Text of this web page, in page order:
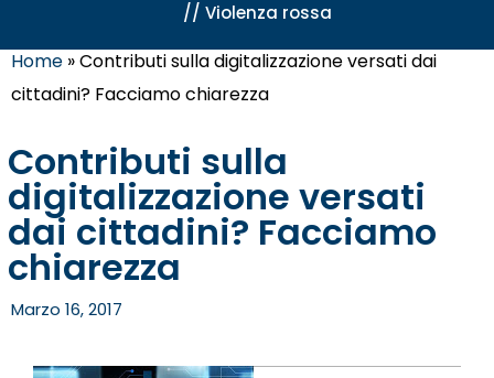
// Violenza rossa
Home »Contributi sulla digitalizzazione versati dai
cittadini? Facciamo chiarezza
Contributi sulla
digitalizzazione versati
dai cittadini? Facciamo
chiarezza
Marzo 16, 2017